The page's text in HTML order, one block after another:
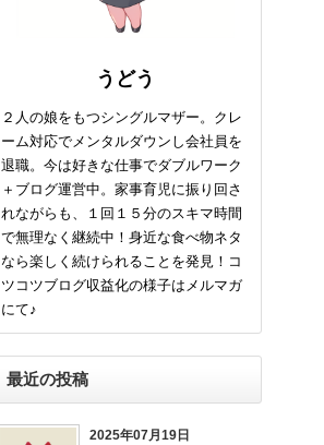
うどう
２人の娘をもつシングルマザー。クレ
ーム対応でメンタルダウンし会社員を
退職。今は好きな仕事でダブルワーク
＋ブログ運営中。家事育児に振り回さ
れながらも、１回１５分のスキマ時間
で無理なく継続中！身近な食べ物ネタ
なら楽しく続けられることを発見！コ
ツコツブログ収益化の様子はメルマガ
にて♪
最近の投稿
2025年07月19日